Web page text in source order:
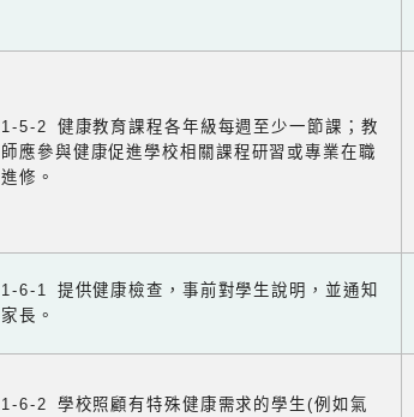
1-5-2 健康教育課程各年級每週至少一節課；教
師應參與健康促進學校相關課程研習或專業在職
進修。
1-6-1 提供健康檢查，事前對學生說明，並通知
家長。
1-6-2 學校照顧有特殊健康需求的學生(例如氣